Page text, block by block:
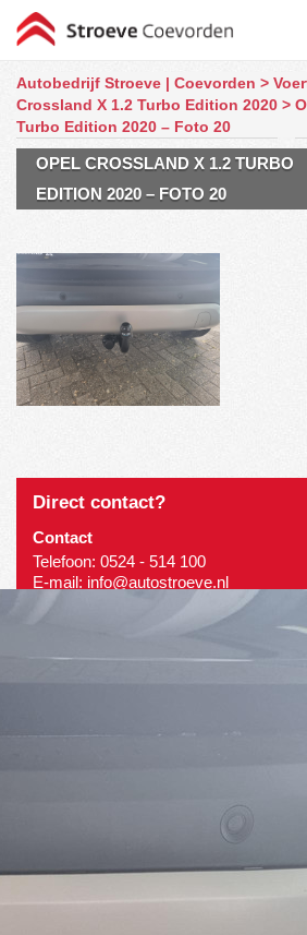
Autobedrijf Stroeve | Coevorden >
Crossland X 1.2 Turbo Edition 2020 >
Turbo Edition 2020 – Foto 20
OPEL CROSSLAND X 1.2 TURBO
EDITION 2020 – FOTO 20
Direct contact?
Contact
Telefoon: 0524 - 514 100
E-mail: info@autostroeve.nl